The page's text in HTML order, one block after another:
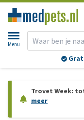
Menu
Trovet Week:
meer